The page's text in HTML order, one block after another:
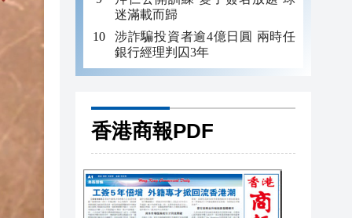
迷滿載而歸
涉詐騙投資者逾4億日圓 兩時任
銀行經理判囚3年
香港商報PDF